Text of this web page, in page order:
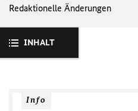
Redaktionelle Änderungen
INHALT
Info